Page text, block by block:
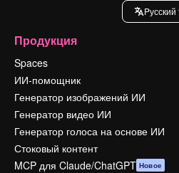
Pусский
Продукция
Spaces
ИИ-помощник
Генератор изображений ИИ
Генератор видео ИИ
Генератор голоса на основе ИИ
Стоковый контент
MCP для Claude/ChatGPT Новое